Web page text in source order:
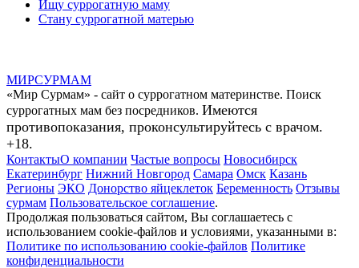
Ищу суррогатную маму
Стану суррогатной матерью
МИРСУРМАМ
«Мир Сурмам» - сайт о суррогатном материнстве. Поиск
суррогатных мам без посредников. Имеются
противопоказания, проконсультируйтесь с врачом.
+18.
КонтактыО компании Частые вопросы Новосибирск
Екатеринбург Нижний Новгород Самара Омск Казань
Регионы ЭКО Донорство яйцеклеток Беременность Отзывы
сурмам Пользовательское соглашение.
Продолжая пользоваться сайтом, Вы соглашаетесь с
использованием cookie-файлов и условиями, указанными в:
Политике по использованию cookie-файлов Политике
конфиденциальности